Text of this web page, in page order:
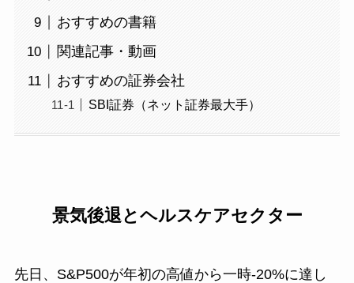
おすすめの書籍
関連記事・動画
おすすめの証券会社
SBI証券（ネット証券最大手）
景気後退とヘルスケアセクター
先日、S&P500が年初の高値から一時-20%に達し